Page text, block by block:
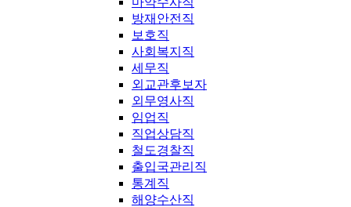
방재안전직
보호직
사회복지직
세무직
외교관후보자
외무영사직
임업직
직업상담직
철도경찰직
출입국관리직
통계직
해양수산직